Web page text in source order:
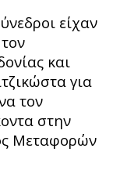
είχαν
και
για
τον
στην
Μεταφορών